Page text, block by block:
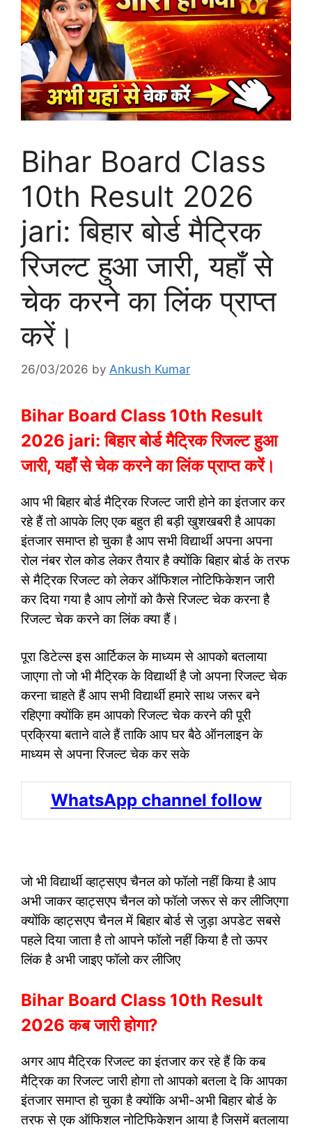
Bihar Board Class
10th Result 2026
jari: बिहार बोर्ड मैट्रिक
रिजल्ट हुआ जारी, यहाँ से
चेक करने का लिंक प्राप्त
करें।
26/03/2026 by Ankush Kumar
Bihar Board Class 10th Result
2026 jari: बिहार बोर्ड मैट्रिक रिजल्ट हुआ
जारी, यहाँ से चेक करने का लिंक प्राप्त करें।
आप भी बिहार बोर्ड मैट्रिक रिजल्ट जारी होने का इंतजार कर
रहे हैं तो आपके लिए एक बहुत ही बड़ी खुशखबरी है आपका
इंतजार समाप्त हो चुका है आप सभी विद्यार्थी अपना अपना
रोल नंबर रोल कोड लेकर तैयार है क्योंकि बिहार बोर्ड के तरफ
से मैट्रिक रिजल्ट को लेकर ऑफिशल नोटिफिकेशन जारी
कर दिया गया है आप लोगों को कैसे रिजल्ट चेक करना है
रिजल्ट चेक करने का लिंक क्या हैं।
पूरा डिटेल्स इस आर्टिकल के माध्यम से आपको बतलाया
जाएगा तो जो भी मैट्रिक के विद्यार्थी है जो अपना रिजल्ट चेक
करना चाहते हैं आप सभी विद्यार्थी हमारे साथ जरूर बने
रहिएगा क्योंकि हम आपको रिजल्ट चेक करने की पूरी
प्रक्रिया बताने वाले हैं ताकि आप घर बैठे ऑनलाइन के
माध्यम से अपना रिजल्ट चेक कर सके
WhatsApp channel follow
जो भी विद्यार्थी व्हाट्सएप चैनल को फॉलो नहीं किया है आप
अभी जाकर व्हाट्सएप चैनल को फॉलो जरूर से कर लीजिएगा
क्योंकि व्हाट्सएप चैनल में बिहार बोर्ड से जुड़ा अपडेट सबसे
पहले दिया जाता है तो आपने फॉलो नहीं किया है तो ऊपर
लिंक है अभी जाइए फॉलो कर लीजिए
Bihar Board Class 10th Result
2026 कब जारी होगा?
अगर आप मैट्रिक रिजल्ट का इंतजार कर रहे हैं कि कब
मैट्रिक का रिजल्ट जारी होगा तो आपको बतला दे कि आपका
इंतजार समाप्त हो चुका है क्योंकि अभी-अभी बिहार बोर्ड के
तरफ से एक ऑफिशल नोटिफिकेशन आया है जिसमें बतलाया